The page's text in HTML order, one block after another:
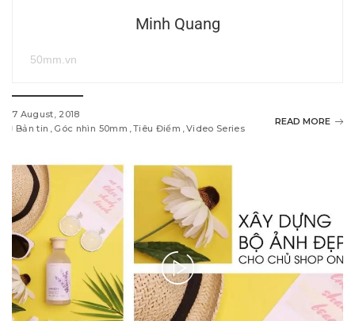
Minh Quang
50mm.vn
7 August, 2018
Bản tin
Góc nhìn 50mm Tiêu Điểm Video Series
READ MORE